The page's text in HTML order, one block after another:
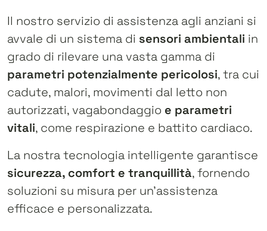
Il nostro servizio di assistenza agli anziani si
avvale di un sistema di sensori ambientali in
grado di rilevare una vasta gamma di
parametri potenzialmente pericolosi, tra cui
cadute, malori, movimenti dal letto non
autorizzati, vagabondaggio e parametri
vitali, come respirazione e battito cardiaco.
La nostra tecnologia intelligente garantisce
sicurezza, comfort e tranquillità, fornendo
soluzioni su misura per un’assistenza
efficace e personalizzata.